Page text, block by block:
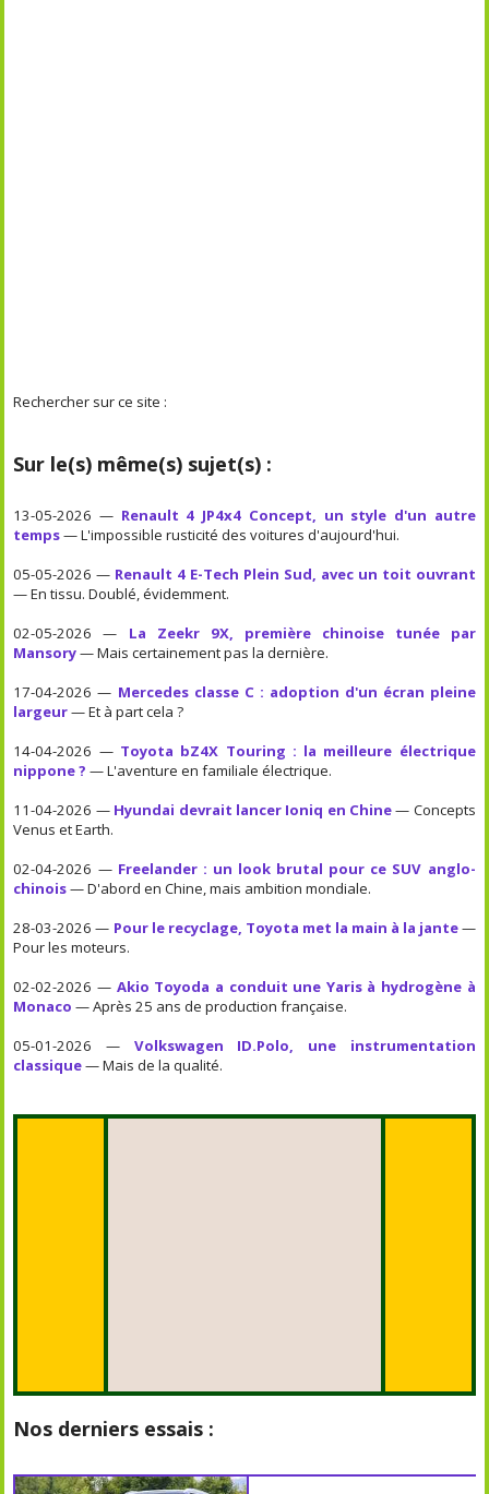
Rechercher sur ce site :
Sur le(s) même(s) sujet(s) :
13-05-2026 — Renault 4 JP4x4 Concept, un style d'un autre
temps— L'impossible rusticité des voitures d'aujourd'hui.
05-05-2026 — Renault 4 E-Tech Plein Sud, avec un toit ouvrant
— En tissu. Doublé, évidemment.
02-05-2026 — La Zeekr 9X, première chinoise tunée par
Mansory— Mais certainement pas la dernière.
17-04-2026 — Mercedes classe C : adoption d'un écran pleine
largeur— Et à part cela ?
14-04-2026 — Toyota bZ4X Touring : la meilleure électrique
nippone ? — L'aventure en familiale électrique.
11-04-2026 — Hyundai devrait lancer Ioniq en Chine— Concepts
Venus et Earth.
02-04-2026 — Freelander : un look brutal pour ce SUV anglo-
chinois— D'abord en Chine, mais ambition mondiale.
28-03-2026 — Pour le recyclage, Toyota met la main à la jante—
Pour les moteurs.
02-02-2026 — Akio Toyoda a conduit une Yaris à hydrogène à
Monaco — Après 25 ans de production française.
05-01-2026 — Volkswagen ID.Polo, une instrumentation
classique— Mais de la qualité.
Nos derniers essais :